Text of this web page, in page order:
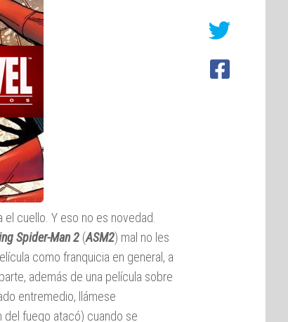
el cuello. Y eso no es novedad.
Spider-Man 2 (ASM2) mal no les
como franquicia en general, a
además de una película sobre
entremedio, llámese
del fuego atacó) cuando se